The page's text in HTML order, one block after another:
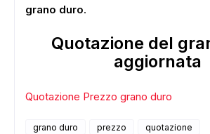
grano duro.
Quotazione del
aggiornata
Quotazione Prezzo grano duro
grano duro prezzo quotazione